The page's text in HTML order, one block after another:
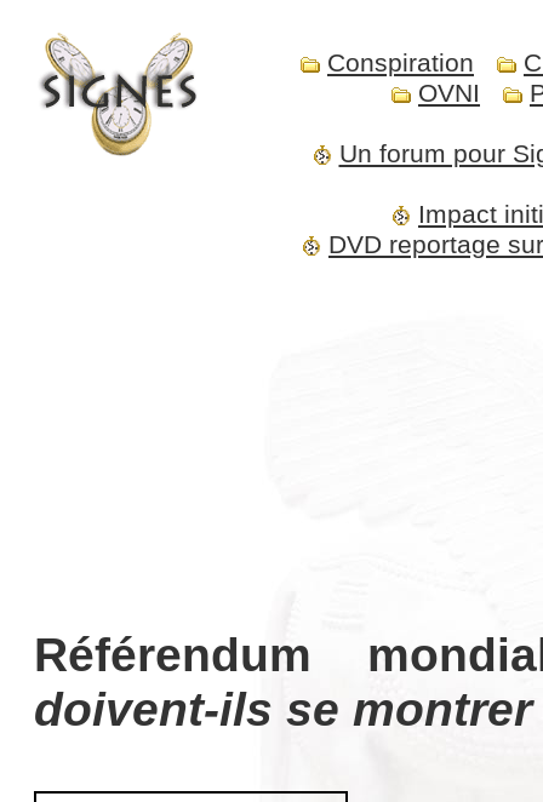
Conspiration
OVNI
Un forum pour
Impact
DVD reportage
Référendum
doivent-ils se montrer